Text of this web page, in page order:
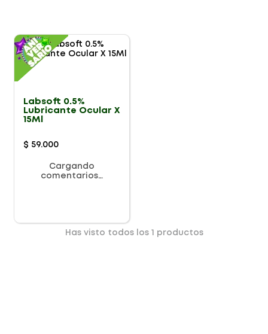
Labsoft 0.5%
Lubricante Ocular X
15Ml
$ 59.000
Cargando
comentarios…
Has visto todos los productos